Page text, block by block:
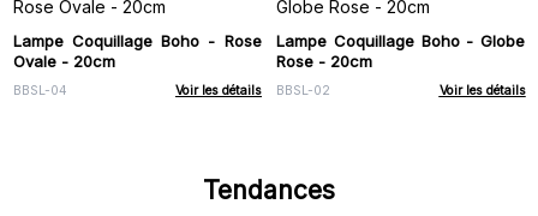
Lampe Coquillage Boho - Rose
Ovale - 20cm
BBSL-04 Voir les détails
Lampe Coquillage Boho - Globe
Rose - 20cm
BBSL-02 Voir les détails
Tendances